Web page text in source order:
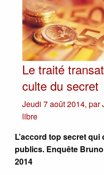
Le traité
culte du secret
Jeudi 7 août 2014, par
libre
L’accord top secret
publics. Enquête
2014